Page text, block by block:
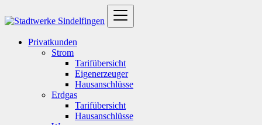
Privatkunden
Strom
Tarifübersicht
Eigenerzeuger
Hausanschlüsse
Erdgas
Tarifübersicht
Hausanschlüsse